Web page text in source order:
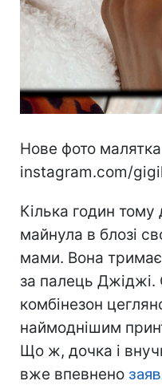
Нове фото
instagram.com/
Кілька годин тому
майнула в блозі
мами. Вона
за палець Джіджі.
комбінезон
наймоднішим
Що ж, дочка і
вже впевнено